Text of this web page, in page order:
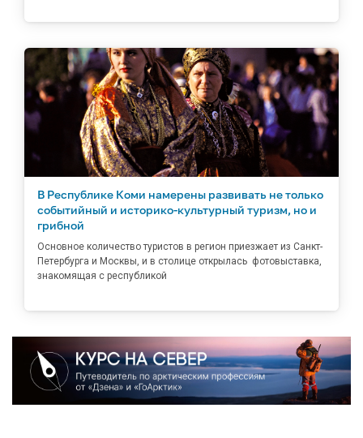
В Республике Коми намерены развивать не только
событийный и историко-культурный туризм, но и
грибной
Основное количество туристов в регион приезжает из Санкт-
Петербурга и Москвы, и в столице открылась фотовыставка,
знакомящая с республикой